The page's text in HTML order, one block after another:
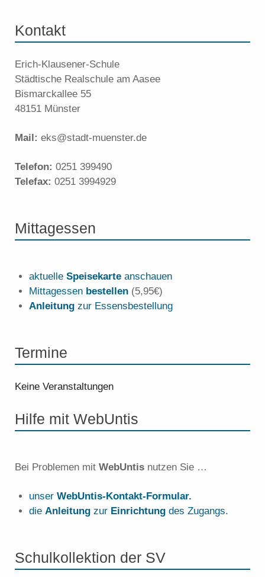
Kontakt
Erich-Klausener-Schule
Städtische Realschule am Aasee
Bismarckallee 55
48151 Münster
Mail: eks@stadt-muenster.de
Telefon: 0251 399490
Telefax: 0251 3994929
Mittagessen
aktuelle Speisekarte anschauen
Mittagessen bestellen (5,95€)
Anleitung zur Essensbestellung
Termine
Keine Veranstaltungen
Hilfe mit WebUntis
Bei Problemen mit WebUntis nutzen Sie …
unser WebUntis-Kontakt-Formular.
die Anleitung zur Einrichtung des Zugangs.
Schulkollektion der SV